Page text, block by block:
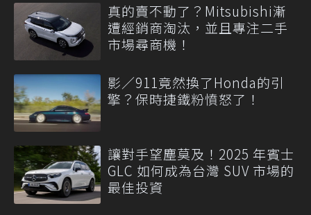
真的賣不動了？Mitsubishi漸
遭經銷商淘汰，並且專注二手
市場尋商機！
影／911竟然換了Honda的引
擎？保時捷鐵粉憤怒了！
讓對手望塵莫及！2025 年賓士
GLC 如何成為台灣 SUV 市場的
最佳投資